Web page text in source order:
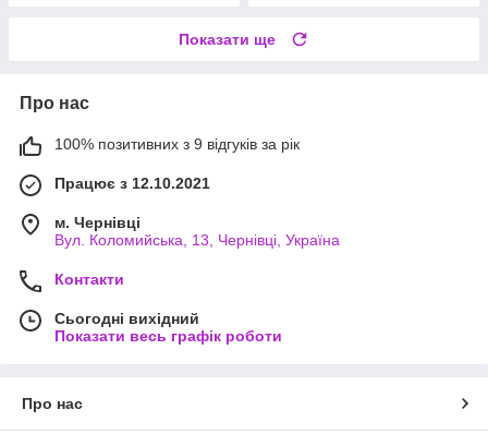
Показати ще
Про нас
100% позитивних з 9 відгуків за рік
Працює з 12.10.2021
м. Чернівці
Вул. Коломийська, 13, Чернівці, Україна
Контакти
Сьогодні вихідний
Показати весь графік роботи
Про нас